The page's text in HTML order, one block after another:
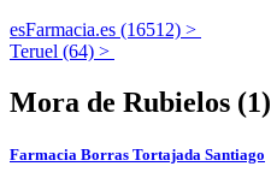
esFarmacia.es (16512) >
Teruel (64) >
Mora de Rubielos (1)
Farmacia Borras Tortajada Santiago